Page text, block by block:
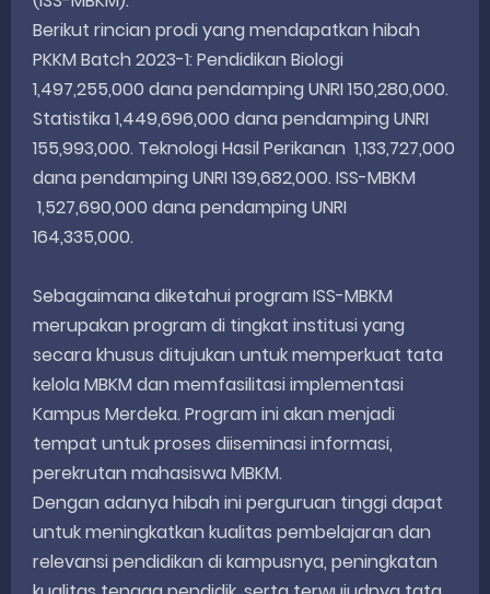
Berikut rincian prodi yang mendapatkan hibah
PKKM Batch 2023-1: Pendidikan Biologi
1,497,255,000 dana pendamping UNRI 150,280,000.
Statistika 1,449,696,000 dana pendamping UNRI
155,993,000. Teknologi Hasil Perikanan 1,133,727,000
dana pendamping UNRI 139,682,000. ISS-MBKM
1,527,690,000 dana pendamping UNRI
164,335,000.
Sebagaimana diketahui program ISS-MBKM
merupakan program di tingkat institusi yang
secara khusus ditujukan untuk memperkuat tata
kelola MBKM dan memfasilitasi implementasi
Kampus Merdeka. Program ini akan menjadi
tempat untuk proses diiseminasi informasi,
perekrutan mahasiswa MBKM.
Dengan adanya hibah ini perguruan tinggi dapat
untuk meningkatkan kualitas pembelajaran dan
relevansi pendidikan di kampusnya, peningkatan